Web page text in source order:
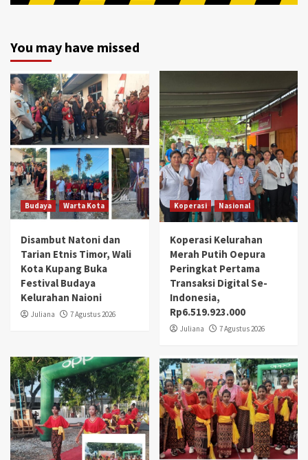
You may have missed
Budaya Warta Kota
Disambut Natoni dan
Tarian Etnis Timor, Wali
Kota Kupang Buka
Festival Budaya
Kelurahan Naioni
Juliana 7 Agustus 2026
Koperasi Nasional
Koperasi Kelurahan
Merah Putih Oepura
Peringkat Pertama
Transaksi Digital Se-
Indonesia,
Rp6.519.923.000
Juliana 7 Agustus 2026